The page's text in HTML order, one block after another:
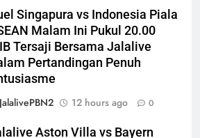
Singapura vs Indonesia Piala
Malam Ini Pukul 20.00
Tersaji Bersama Jalalive
Pertandingan Penuh
JalalivePBN2
12 hours ago 0
Aston Villa vs Bayern